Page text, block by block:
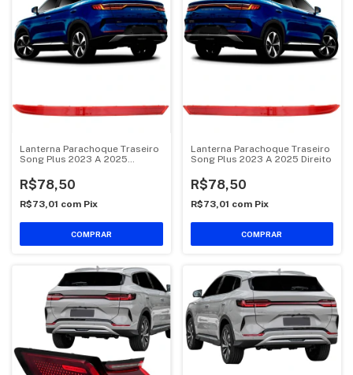
Lanterna Parachoque Traseiro
Song Plus 2023 A 2025
R$78,50
R$73,01 com Pix
Lanterna Parachoque Traseiro
Song Plus 2023 A 2025 Direito
R$78,50
R$73,01 com Pix